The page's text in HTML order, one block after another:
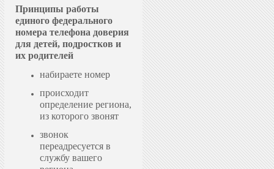
Принципы работы
единого федерального
номера телефона доверия
для детей, подростков и
их родителей
набираете номер
происходит
определение региона,
из которого звонят
звонок
переадресуется в
службу вашего